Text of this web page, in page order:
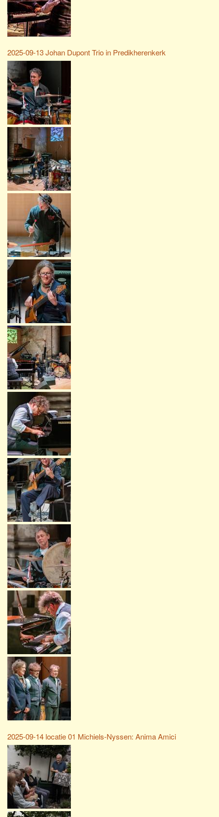
2025-09-13 Johan Dupont Trio in Predikherenkerk
2025-09-14 locatie 01 Michiels-Nyssen: Anima Amici